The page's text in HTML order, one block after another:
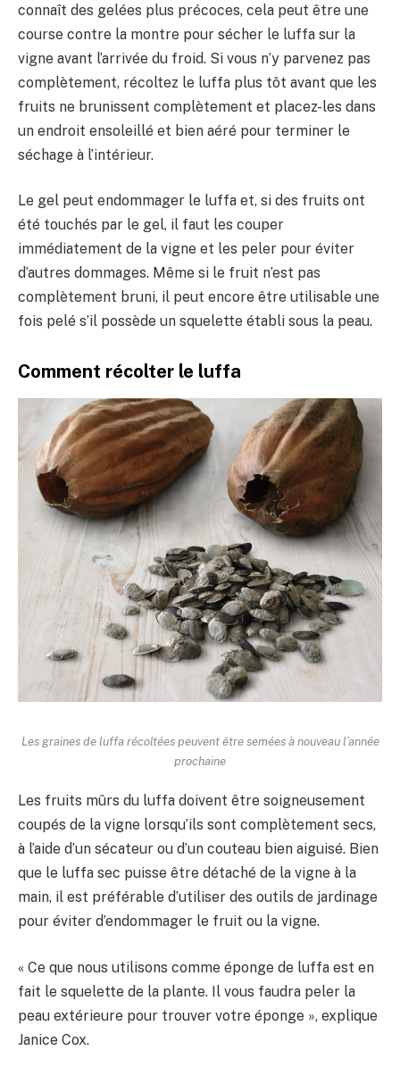
connaît des gelées plus précoces, cela peut être une
course contre la montre pour sécher le luffa sur la
vigne avant l’arrivée du froid. Si vous n’y parvenez pas
complètement, récoltez le luffa plus tôt avant que les
fruits ne brunissent complètement et placez-les dans
un endroit ensoleillé et bien aéré pour terminer le
séchage à l’intérieur.
Le gel peut endommager le luffa et, si des fruits ont
été touchés par le gel, il faut les couper
immédiatement de la vigne et les peler pour éviter
d’autres dommages. Même si le fruit n’est pas
complètement bruni, il peut encore être utilisable une
fois pelé s’il possède un squelette établi sous la peau.
Comment récolter le luffa
Les graines de luffa récoltées peuvent être semées à nouveau l’année
prochaine
Les fruits mûrs du luffa doivent être soigneusement
coupés de la vigne lorsqu’ils sont complètement secs,
à l’aide d’un sécateur ou d’un couteau bien aiguisé. Bien
que le luffa sec puisse être détaché de la vigne à la
main, il est préférable d’utiliser des outils de jardinage
pour éviter d’endommager le fruit ou la vigne.
« Ce que nous utilisons comme éponge de luffa est en
fait le squelette de la plante. Il vous faudra peler la
peau extérieure pour trouver votre éponge », explique
Janice Cox.